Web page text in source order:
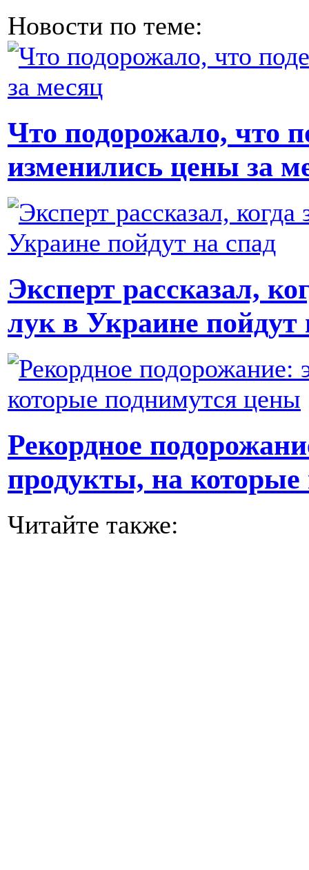
Новости по теме:
Что подорожало, что
изменились цены за
Эксперт рассказал,
лук в Украине пойдут
Рекордное
продукты, на
Читайте также: